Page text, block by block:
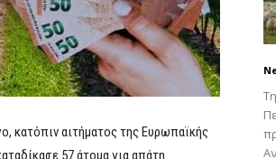
κατόπιν αιτήματος της Ευρωπαϊκής
57 άτομα για απάτη